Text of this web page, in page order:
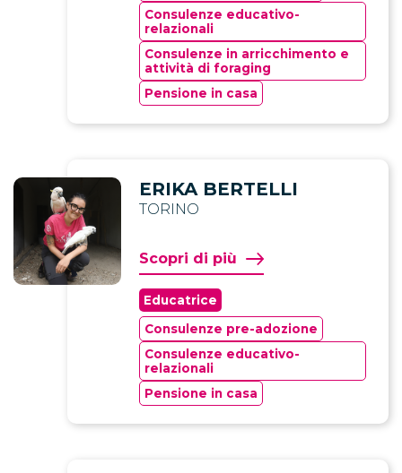
Consulenze educativo-
relazionali
Consulenze in arricchimento e
attività di foraging
Pensione in casa
ERIKA BERTELLI
TORINO
Scopri di più
Educatrice
Consulenze pre-adozione
Consulenze educativo-
relazionali
Pensione in casa